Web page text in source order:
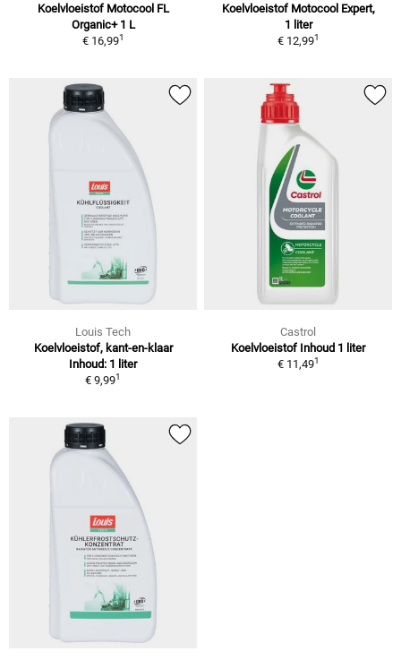
Koelvloeistof Motocool FL
Organic+ 1 L
€ 16,991
Koelvloeistof Motocool Expert,
1 liter
€ 12,991
Louis Tech
Koelvloeistof, kant-en-klaar
Inhoud: 1 liter
€ 9,991
Castrol
Koelvloeistof Inhoud 1 liter
€ 11,491